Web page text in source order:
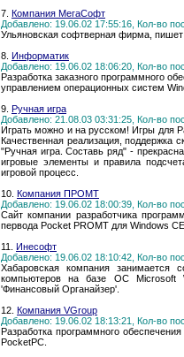
7. Компания МегаСофт
Добавлено: 19.06.02 17:55:16, Кол-во
Ульяновская софтверная фирма,
8. Информатик
Добавлено: 19.06.02 18:06:20, Кол-во
Разработка заказного программного
управлением операционных систем
9. Ручная игра
Добавлено: 21.08.03 03:31:25, Кол-во
Играть можно и на русском! Игры для
Качественная реализация, поддержка
"Ручная игра. Составь ряд" -
игровые элементы и правила
игровой процесс.
10. Компания ПРОМТ
Добавлено: 19.06.02 18:00:39, Кол-во
Сайт компании разработчика
первода Pocket PROMT для Windows
11. Инесофт
Добавлено: 19.06.02 18:10:42, Кол-во
Хабаровская компания занимается
компьютеров на базе ОС Microsoft
'Финансовый Органайзер'.
12. Компания VGroup
Добавлено: 19.06.02 18:13:21, Кол-во
Разработка программного
PocketPC.